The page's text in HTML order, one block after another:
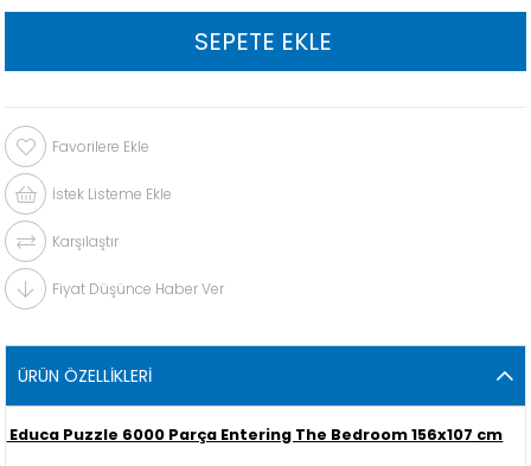
Favorilere Ekle
İstek Listeme Ekle
Karşılaştır
Fiyat Düşünce Haber Ver
ÜRÜN ÖZELLIKLERI
Educa Puzzle 6000 Parça Entering The Bedroom 156x107 cm